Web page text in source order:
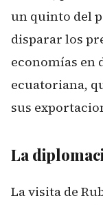
un quinto del
disparar los
economías en
ecuatoriana,
sus
La
La visita de